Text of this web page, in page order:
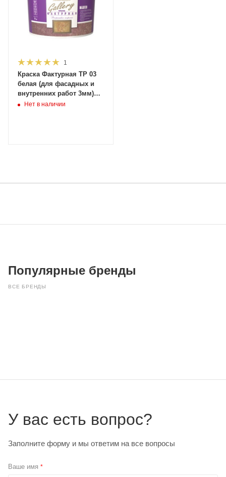
1
Краска Фактурная TP 03
белая (для фасадных и
внутренних работ 3мм)
4,5кг (2,9л) ВГТ (1 шт)
Нет в наличии
Популярные бренды
ВСЕ БРЕНДЫ
У вас есть вопрос?
Заполните форму и мы ответим на все вопросы
Ваше имя *